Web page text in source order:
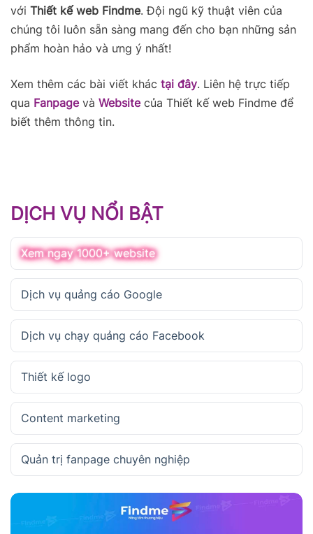
với Thiết kế web Findme. Đội ngũ kỹ thuật viên của
chúng tôi luôn sẵn sàng mang đến cho bạn những sản
phẩm hoàn hảo và ưng ý nhất!
Xem thêm các bài viết khác tại đây. Liên hệ trực tiếp
qua Fanpagevà Websitecủa Thiết kế web Findme để
biết thêm thông tin.
DỊCH VỤ NỔI BẬT
Xem ngay 1000+ website
Dịch vụ quảng cáo Google
Dịch vụ chạy quảng cáo Facebook
Thiết kế logo
Content marketing
Quản trị fanpage chuyên nghiệp